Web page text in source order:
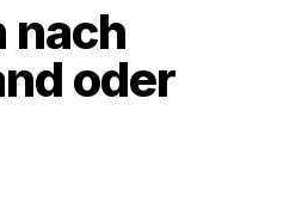
nach
oder